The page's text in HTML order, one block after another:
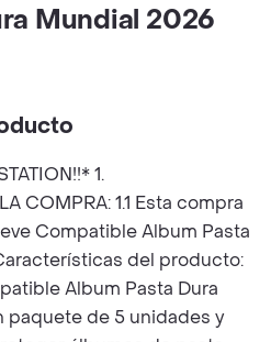
Mundial 2026
1.
COMPRA: 1.1 Esta compra
Compatible Album Pasta
del producto:
Album Pasta Dura
paquete de 5 unidades y